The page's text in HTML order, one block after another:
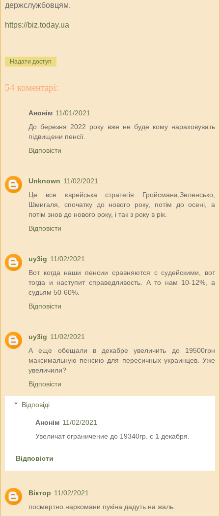
держслужбовцям.
https://biz.today.ua
Надати доступ
54 коментарі:
Анонім 11/01/2021
До березня 2022 року вже не буде кому нараховувать
підвищени пенсії.
Відповісти
Unknown 11/02/2021
Це все єврейська стратегія Гройсмана,Зеленсько,
Шмигаля, спочатку до нового року, потім до осені, а
потім знов до нового року, і так з року в рік.
Відповісти
uy3ig 11/02/2021
Вот когда наши пенсии сравняются с судейскими, вот
тогда и наступит справедливость. А то нам 10-12%, а
судьям 50-60%.
Відповісти
uy3ig 11/02/2021
А еще обещали в декабре увеличить до 19500грн
максимальную пенсию для пересичных украинцев. Уже
увеличили?
Відповісти
Відповіді
Анонім 11/02/2021
Увеличат ограничение до 19340гр. с 1 декабря.
Відповісти
Віктор 11/02/2021
посмертно.наркомани пукіна дадуть.на жаль.